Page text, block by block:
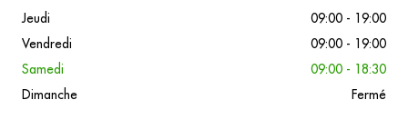
Jeudi
09:00 - 19:00
Vendredi
09:00 - 19:00
Samedi
09:00 - 18:30
Dimanche
Fermé